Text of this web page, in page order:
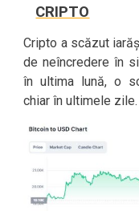
CRIPTO
Cripto a scăzut
de neîncredere în
în ultima lună, o
chiar în ultimele